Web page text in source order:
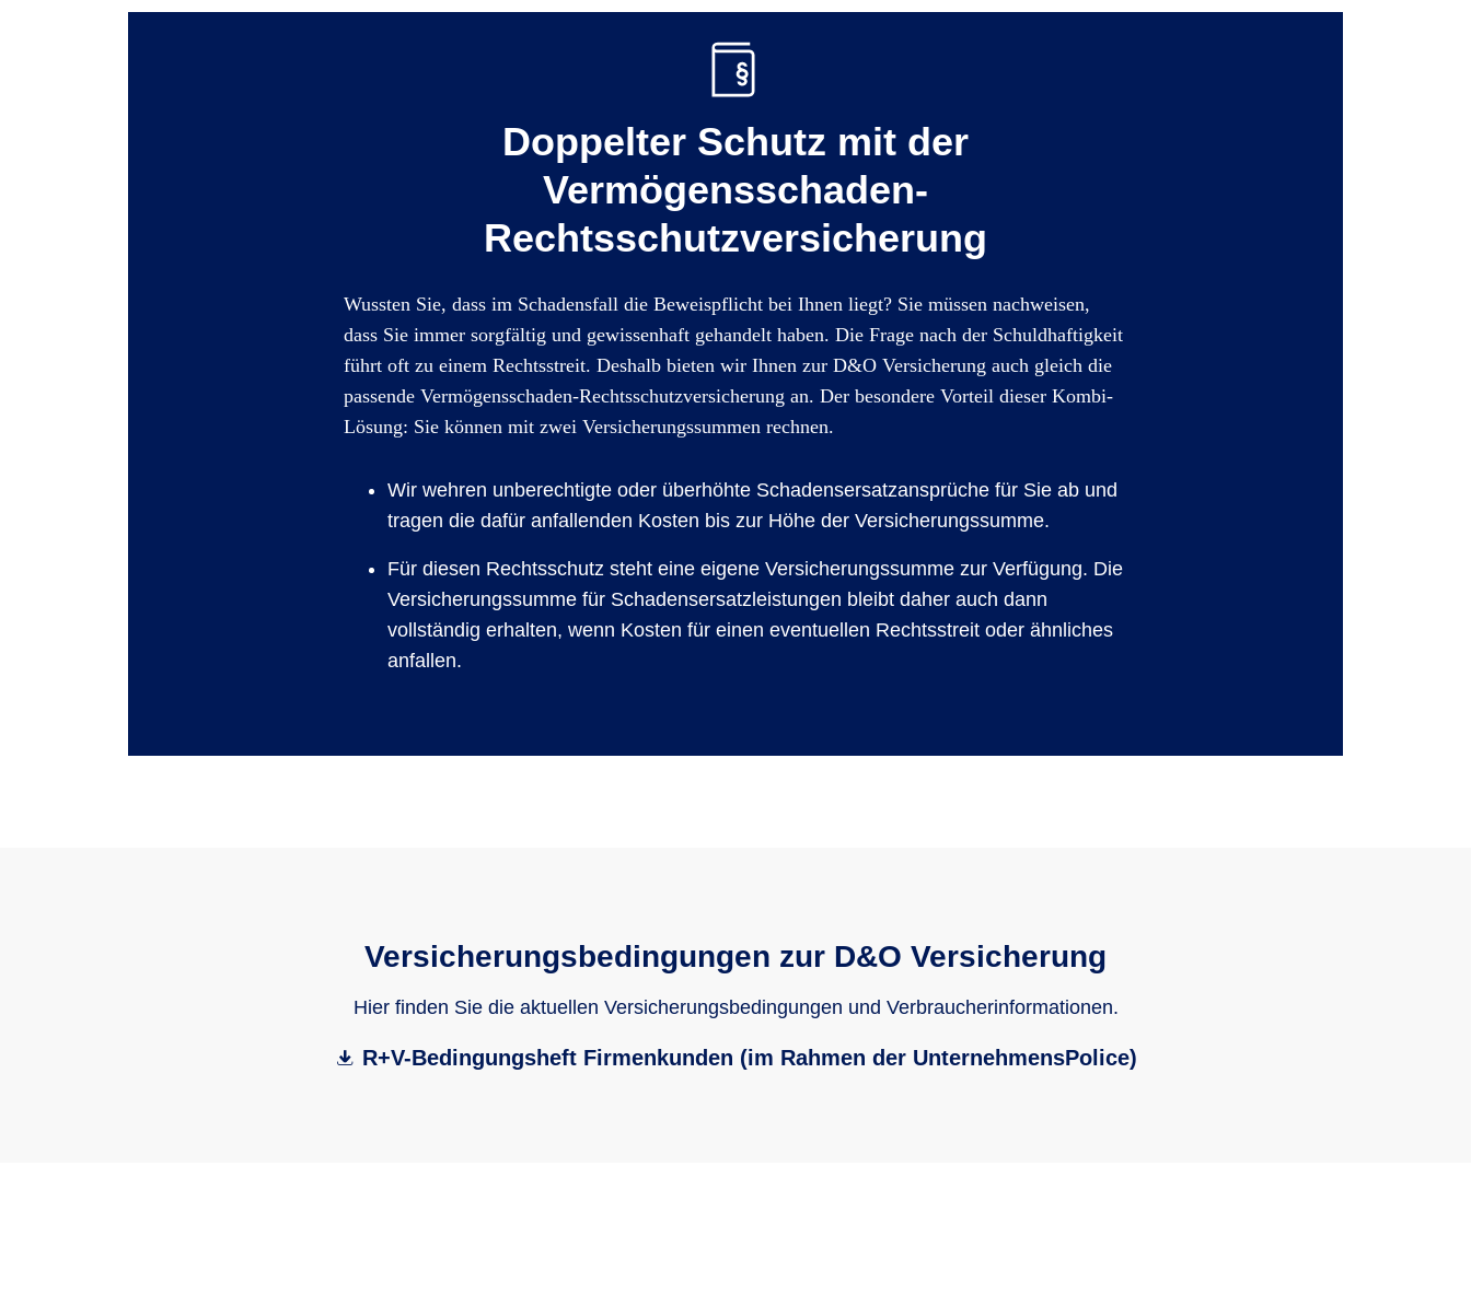
Doppelter Schutz mit der
Vermögensschaden-
Rechtsschutzversicherung
Wussten Sie, dass im Schadensfall die Beweispflicht bei Ihnen liegt? Sie müssen nachweisen,
dass Sie immer sorgfältig und gewissenhaft gehandelt haben. Die Frage nach der Schuldhaftigkeit
führt oft zu einem Rechtsstreit. Deshalb bieten wir Ihnen zur D&O Versicherung auch gleich die
passende Vermögensschaden-Rechtsschutzversicherung an. Der besondere Vorteil dieser Kombi-
Lösung: Sie können mit zwei Versicherungssummen rechnen.
Wir wehren unberechtigte oder überhöhte Schadensersatzansprüche für Sie ab und
tragen die dafür anfallenden Kosten bis zur Höhe der Versicherungssumme.
Für diesen Rechtsschutz steht eine eigene Versicherungssumme zur Verfügung. Die
Versicherungssumme für Schadensersatzleistungen bleibt daher auch dann
vollständig erhalten, wenn Kosten für einen eventuellen Rechtsstreit oder ähnliches
anfallen.
Versicherungsbedingungen zur D&O Versicherung
Hier finden Sie die aktuellen Versicherungsbedingungen und Verbraucherinformationen.
R+V-Bedingungsheft Firmenkunden (im Rahmen der UnternehmensPolice)